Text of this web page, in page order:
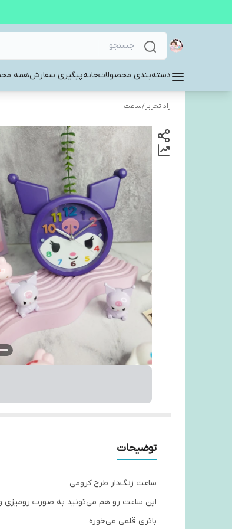
دسته‌بندی محصولاتخانهپیگیری سفارشهمه
راد تحریر/ساعت
توضیحات
ساعت زنگ‌دار طرح کرومی
این ساعت رو هم می‌تونید به صورت رومیزی
باتری قلمی می‌خوره